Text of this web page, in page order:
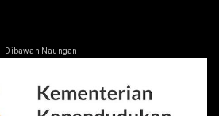
- Dibawah Naungan -